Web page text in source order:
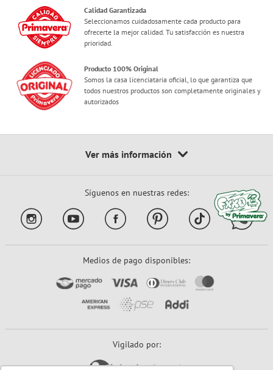
Calidad Garantizada
Seleccionamos cuidadosamente cada producto para
ofrecerte la mejor calidad. Tu satisfacción es nuestra
prioridad.
Producto 100% Original
Somos la casa licenciataria oficial, lo que garantiza que
todos nuestros productos son completamente originales y
autorizados
Síguenos en nuestras redes:
Medios de pago disponibles:
Vigilado por: